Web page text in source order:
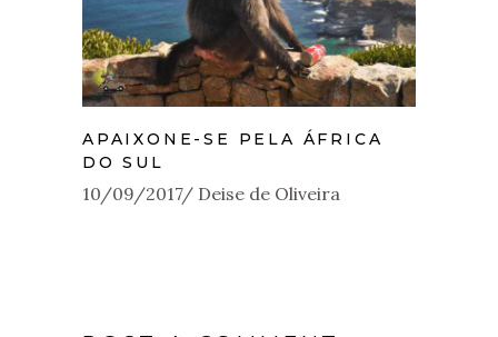
APAIXONE-SE PELA ÁFRICA
DO SUL
10/09/2017 Deise de Oliveira